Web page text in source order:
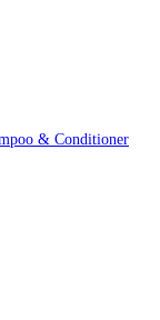
& Conditioner